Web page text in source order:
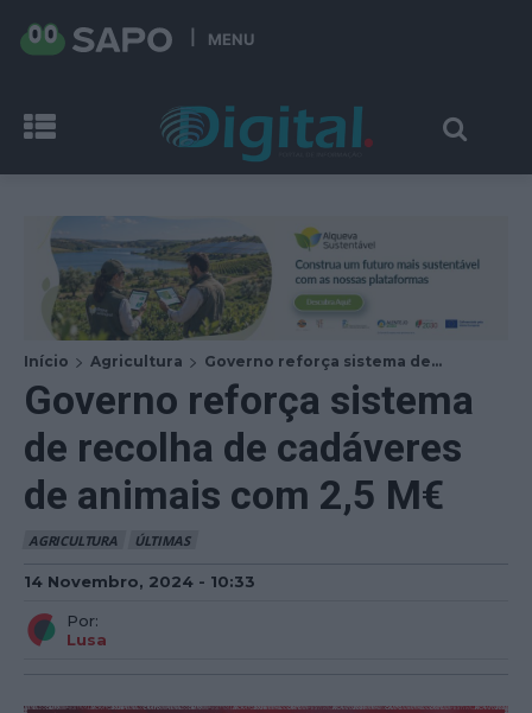
MENU
Início Agricultura Governo reforça sistema de...
Governo reforça sistema
de recolha de cadáveres
de animais com 2,5 M€
AGRICULTURA ÚLTIMAS
14 Novembro, 2024 - 10:33
Por:
Lusa